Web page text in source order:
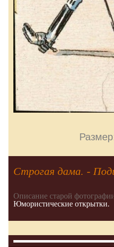
Строгая дама. -
Описание старой
Юмористические открытки.